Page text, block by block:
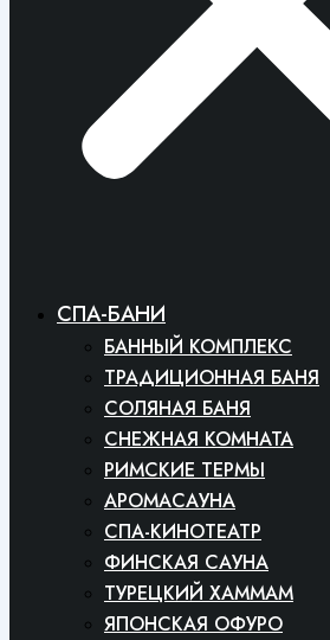
СПА-БАНИ
БАННЫЙ КОМПЛЕКС
ТРАДИЦИОННАЯ БАНЯ
СОЛЯНАЯ БАНЯ
СНЕЖНАЯ КОМНАТА
РИМСКИЕ ТЕРМЫ
АРОМАСАУНА
СПА-КИНОТЕАТР
ФИНСКАЯ САУНА
ТУРЕЦКИЙ ХАММАМ
ЯПОНСКАЯ ОФУРО